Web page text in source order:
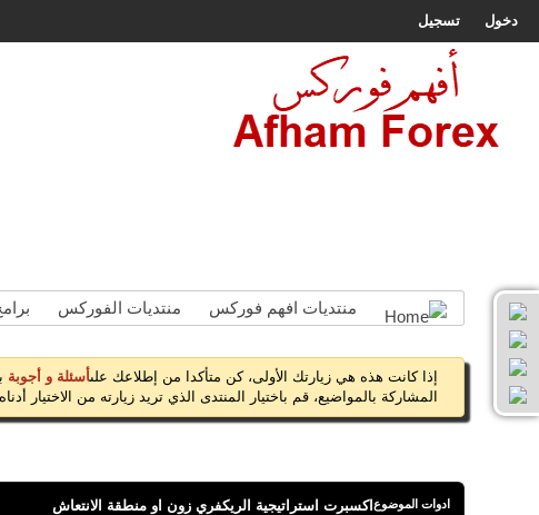
دخول تسجيل
منتديات افهم فوركس منتديات الفوركس
إذا كانت هذه هي زيارتك الأولى، كن متأكدا من إطلاعك علىأسئلة و أجوبة
المشاركة بالمواضيع، قم باختيار المنتدى الذي تريد زيارته من الاختيار
ادوات الموضوع اكسبرت استراتيجية الريكفري زون او منطقة الانتعاش